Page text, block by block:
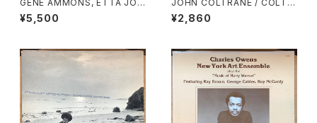
GENE AMMONS, ETTA JON
ES, JACK McDUFF / SOUL
SUMMIT VOL.2
¥5,500
JOHN COLTRANE / COLTR
ANE LIVE AT THE VILLAGE
VANGUARD AGAIN!
¥2,860